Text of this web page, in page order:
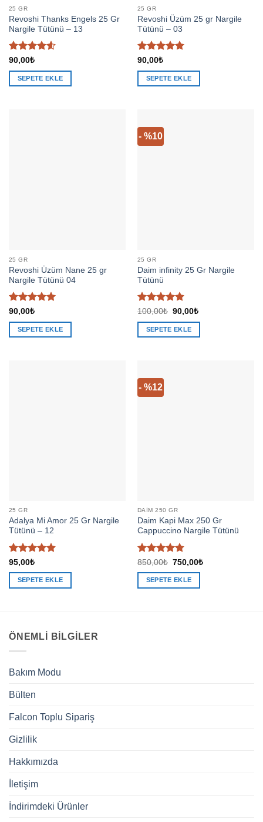
25 GR
Revoshi Thanks Engels 25 Gr
Nargile Tütünü – 13
5
üzerinden
4.57oy
aldı
90,00₺
SEPETE EKLE
25 GR
Revoshi Üzüm 25 gr Nargile
Tütünü – 03
5 üzerinden
5oy aldı
90,00₺
SEPETE EKLE
25 GR
Revoshi Üzüm Nane 25 gr
Nargile Tütünü 04
5 üzerinden
5oy aldı
90,00₺
SEPETE EKLE
- %10
25 GR
Daim infinity 25 Gr Nargile
Tütünü
5 üzerinden
4.91oy
aldı
100,00₺ Orijinal
100,00₺.
90,00₺Şu
SEPETE EKLE
25 GR
Adalya Mi Amor 25 Gr Nargile
Tütünü – 12
5 üzerinden
4.83oy
aldı
95,00₺
SEPETE EKLE
- %12
DAIM 250 GR
Daim Kapi Max 250 Gr
Cappuccino Nargile Tütünü
5
üzerinden
4.76oy
aldı
850,00₺ Orijinal
fiyat:
850,00₺.
750,00₺Şu
SEPETE EKLE
ÖNEMLI BILGILER
Bakım Modu
Bülten
Falcon Toplu Sipariş
Gizlilik
Hakkımızda
İletişim
İndirimdeki Ürünler